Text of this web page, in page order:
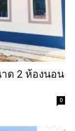
ด 2 ห้องนอน
0